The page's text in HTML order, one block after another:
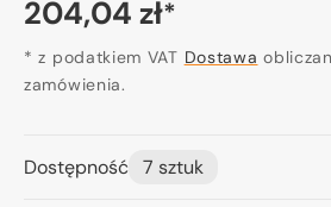
Cena
regularna
204,04 zł*
* z podatkiem VAT Dostawa
zamówienia.
Dostępność 7 sztuk